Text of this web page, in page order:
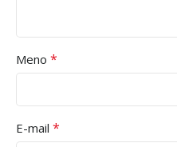
Meno *
E-mail *